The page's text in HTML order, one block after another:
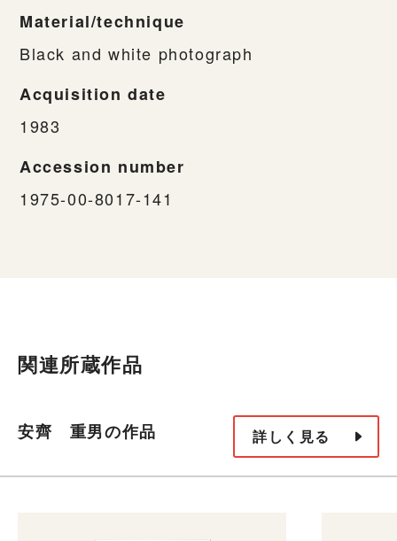
Material/technique
Black and white photograph
Acquisition date
1983
Accession number
1975-00-8017-141
関連所蔵作品
安齊 重男の作品 詳しく見る